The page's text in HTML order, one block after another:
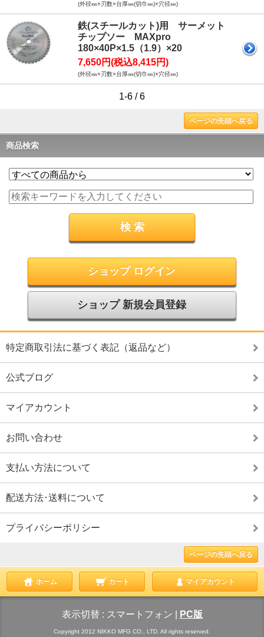
(外径㎜×刃数×台厚㎜(切巾㎜)×穴径㎜)
鉄(スチールカット)用 サーメット
チップソー MAXpro
180×40P×1.5（1.9）×20
7,650円(税込8,415円)
(外径㎜×刃数×台厚㎜(切巾㎜)×穴径㎜)
1-6 / 6
ページの先頭へ戻る
商品検索
ショップ ログイン
ショップ 新規会員登録
特定商取引法に基づく表記（返品など）
公式ブログ
マイアカウント
お問い合わせ
支払い方法について
配送方法･送料について
プライバシーポリシー
ページの先頭へ戻る
ホーム カート マイアカウント
表示切替 : スマートフォン PC版
Copyright 2012 NIKKO MFG CO., LTD. All rights reserved.